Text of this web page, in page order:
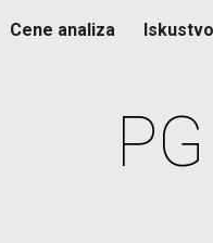
Skip to main
Cene analiza